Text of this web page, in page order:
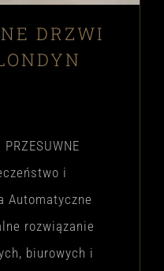
DRZWI
i
Automatyczne
rozwiązanie
biurowych i